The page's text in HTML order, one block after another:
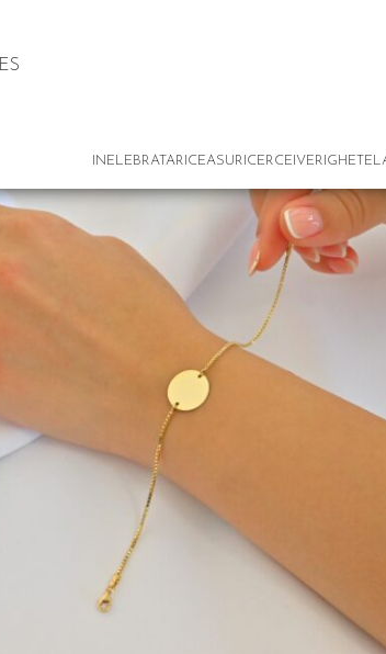
ES
INELE BRATARI CEASURI CERCEI VERIGHETE